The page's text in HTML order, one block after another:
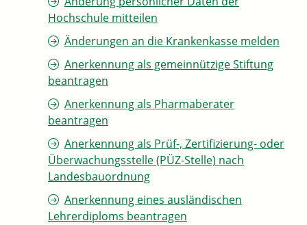
Hochschule mitteilen
Änderungen an die Krankenkasse melden
Anerkennung als gemeinnützige Stiftung
beantragen
Anerkennung als Pharmaberater
beantragen
Anerkennung als Prüf-, Zertifizierung- oder
Überwachungsstelle (PÜZ-Stelle) nach
Landesbauordnung
Anerkennung eines ausländischen
Lehrerdiploms beantragen